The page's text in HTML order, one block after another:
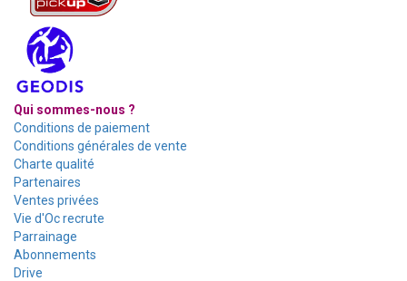
Qui sommes-nous ?
Conditions de paiement
Conditions générales de vente
Charte qualité
Partenaires
Ventes privées
Vie d'Oc recrute
Parrainage
Abonnements
Drive